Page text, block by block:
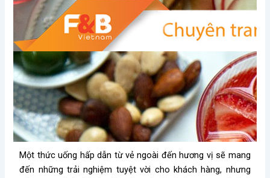
Một thức uống hấp dẫn từ vẻ ngoài đến hương vị sẽ mang
đến những trải nghiệm tuyệt vời cho khách hàng, nhưng